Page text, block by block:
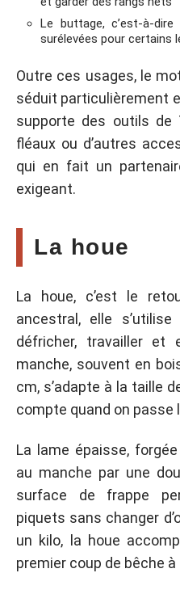
Le buttage, c’est-à-
surélevées pour certains
Outre ces usages, le
séduit particulièrement
supporte des outils de
fléaux ou d’autres
qui en fait un
exigeant.
La houe
La houe, c’est le
ancestral, elle
défricher, travailler et
manche, souvent en
cm, s’adapte à la taille
compte quand on passe
La lame épaisse,
au manche par une
surface de frappe
piquets sans changer
un kilo, la houe
premier coup de bêche